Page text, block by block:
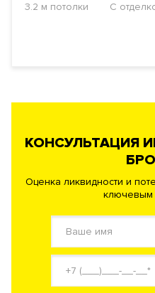
3.2 м потолки
С
КОНСУЛЬТАЦИЯ
Оценка ликвидности и
ключевым